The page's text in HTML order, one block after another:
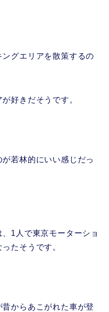
グエリアを散策するの
好きだそうです。
若林的にいい感じだっ
1人で東京モーターショ
たそうです。
からあこがれた車が登